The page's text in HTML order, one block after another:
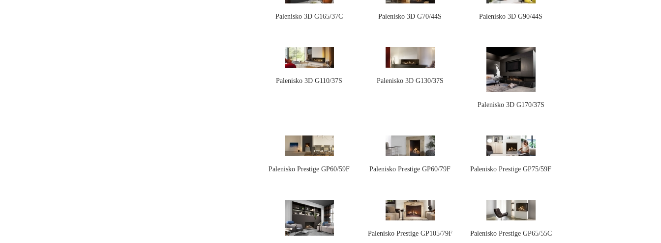
Palenisko 3D G165/37C Palenisko 3D G70/44S Palenisko 3D G90/44S
Palenisko 3D G110/37S Palenisko 3D G130/37S
Palenisko 3D G170/37S
Palenisko Prestige GP60/59F Palenisko Prestige GP60/79F Palenisko Prestige GP75/59F
Palenisko Prestige GP105/79F Palenisko Prestige GP65/55C